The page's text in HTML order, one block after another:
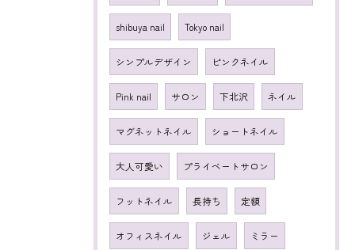
shibuya nail Tokyo nail
シンプルデザイン ピンクネイル
Pink nail サロン 下北沢 ネイル
マグネットネイル ショートネイル
大人可愛い プライベートサロン
フットネイル 長持ち 定額
オフィスネイル ジェル ミラー